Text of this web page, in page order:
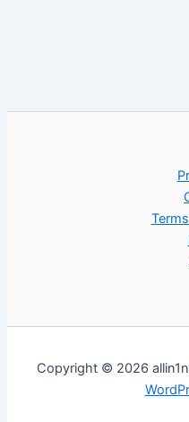
Copyright © 2026